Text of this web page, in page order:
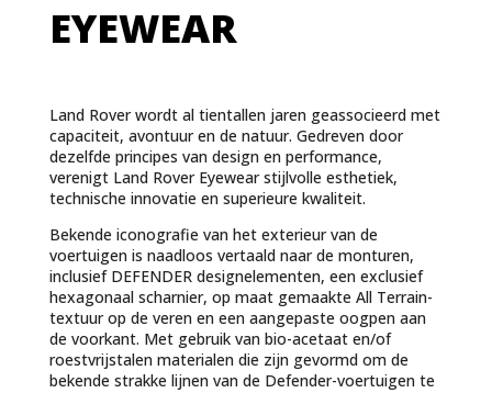
EYEWEAR
Land Rover wordt al tientallen jaren geassocieerd met
capaciteit, avontuur en de natuur. Gedreven door
dezelfde principes van design en performance,
verenigt Land Rover Eyewear stijlvolle esthetiek,
technische innovatie en superieure kwaliteit.
Bekende iconografie van het exterieur van de
voertuigen is naadloos vertaald naar de monturen,
inclusief DEFENDER designelementen, een exclusief
hexagonaal scharnier, op maat gemaakte All Terrain-
textuur op de veren en een aangepaste oogpen aan
de voorkant. Met gebruik van bio-acetaat en/of
roestvrijstalen materialen die zijn gevormd om de
bekende strakke lijnen van de Defender-voertuigen te